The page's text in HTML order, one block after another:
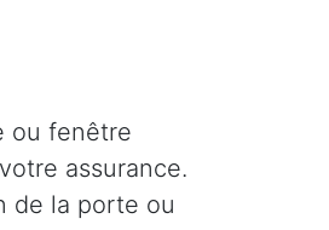
ou fenêtre
assurance.
de la porte ou